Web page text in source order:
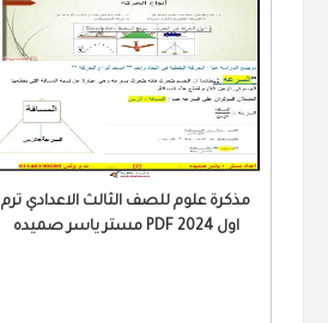
مذكرة علوم للصف الثالث الاعدادي ترم
اول 2024 PDF مستر ياسر صميده